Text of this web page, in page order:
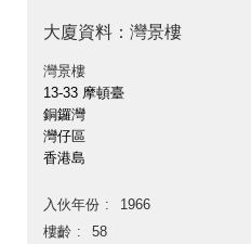
大廈資料：灣景樓
灣景樓
13-33 摩頓臺
銅鑼灣
灣仔區
香港島
入伙年份
1966
樓齡
58